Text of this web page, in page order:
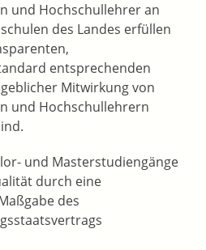
und Hochschullehrer an
des Landes erfüllen
entsprechenden
Mitwirkung von
und Hochschullehrern
und Masterstudiengänge
durch eine
des